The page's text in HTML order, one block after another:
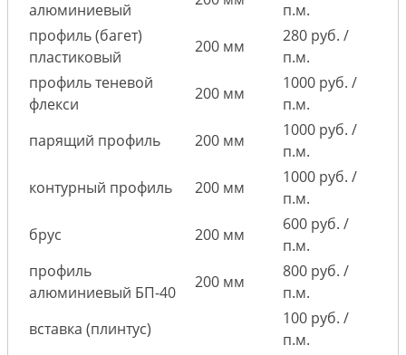
алюминиевый
п.м.
профиль (багет)
пластиковый
200 мм
280 руб. /
п.м.
профиль теневой
флекси
200 мм
1000 руб. /
п.м.
парящий профиль
200 мм
1000 руб. /
п.м.
контурный профиль
200 мм
1000 руб. /
п.м.
брус
200 мм
600 руб. /
п.м.
профиль
алюминиевый БП-40
200 мм
800 руб. /
п.м.
вставка (плинтус)
100 руб. /
п.м.